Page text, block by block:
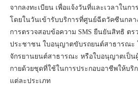
จากลงทะเบียน เพื่อแจ้งวันที่และเวลาในก
โดยในวันเข้ารับบริการที่ศูนย์ฉีดวัคซีนกล
การตรวจสอบข้อความ SMS ยืนยันสิทธิ ตร
ประชาชน ใบอนุญาตขับรถยนต์สาธารณะ
จักรยานยนต์สาธารณะ หรือใบอนุญาตเป็น
กายด้วยชุดที่ใช้ในการประกอบอาชีพให้บริ
แต่ละประเภท